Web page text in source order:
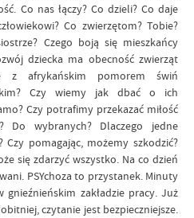
Co nas łączy? Co dzieli? Co daje
Co zwierzętom? Tobie?
Czego boją się mieszkańcy
dziecka ma obecność zwierząt
afrykańskim pomorem świń
Czy wiemy jak dbać o ich
Czy potrafimy przekazać miłość
Do wybranych? Dlaczego jedne
pomagając, możemy szkodzić?
się zdarzyć wszystko. Na co dzień
PSYchoza to przystanek. Minuty
zakładzie pracy. Już
czytanie jest bezpieczniejsze.